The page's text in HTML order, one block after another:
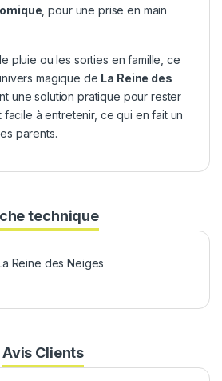
, pour une prise en main
pluie ou les sorties en famille, ce
magique de La Reine des
une solution pratique pour rester
facile à entretenir, ce qui en fait un
parents.
technique
Reine des Neiges
Avis Clients